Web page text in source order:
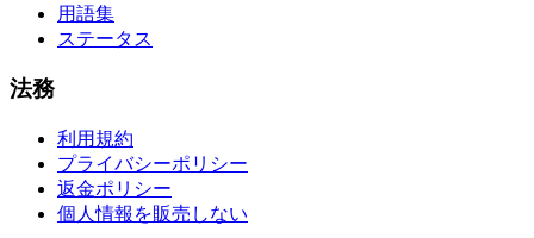
用語集
ステータス
法務
利用規約
プライバシーポリシー
返金ポリシー
個人情報を販売しない